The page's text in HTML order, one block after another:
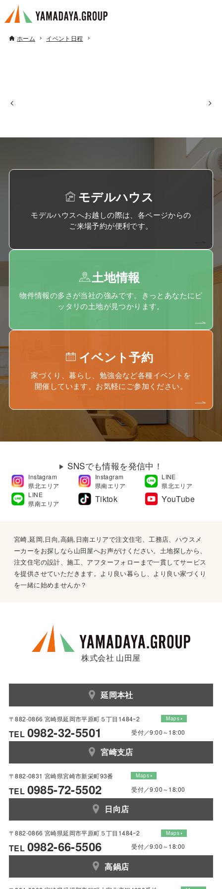
ホーム イベント日程
モデルハウス
モデルハウスへお越しの際は、各ページからの
ご来場予約が便利です。
土地情報
物件情報の多さが当社の強みです。きっとあなたにピ
ッタリの土地が見つかります。
イベント予約
家づくり、暮らし、勉強会など各種イベントを
開催しています。お気軽にご参加ください。
SNSでも情報を発信中！
Instagram
県北エリア
Instagram
県南エリア
LINE
県北エリア
LINE
県南エリア
Tiktok YouTube
宮崎,延岡,日向,高鍋,日南エリアで注文住宅、工務店、ハウスメ
ーカーをお探しなら山田屋へお声がけください。土地探しから、
注文住宅の設計、施工、アフターフォローまで一貫してサービス
を提供させていただきます。より良い暮らし、より良い家づくり
を一緒に始めませんか？
株式会社 山田屋
延岡本社
〒882-0866 宮崎県延岡市平原町５丁目1484ｰ2 Maps
TEL 0982-32-5501 受付／9:00～18:00
宮崎支店
〒882-0831 宮崎県宮崎市新栄町93番 Maps
TEL 0985-72-5502 受付／9:00～18:00
日向店
〒882-0866 宮崎県延岡市平原町５丁目1484ｰ2 Maps
TEL 0982-66-5506 受付／9:00～18:00
高鍋店